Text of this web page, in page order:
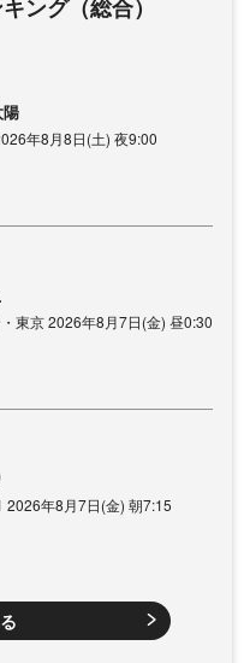
ング（総合）
年8月8日(土) 夜9:00
東京 2026年8月7日(金) 昼0:30
2026年8月7日(金) 朝7:15